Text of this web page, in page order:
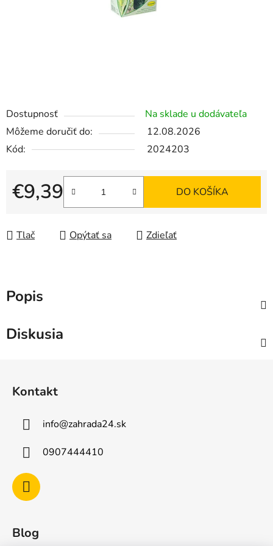
Dostupnosť
Na sklade u dodávateľa
Môžeme doručiť do:
12.08.2026
Kód:
2024203
€9,39
Jednotková cena:
DO KOŠÍKA
Tlač Opýtať sa Zdieľať
Popis
Diskusia
Kontakt
info@zahrada24.sk
0907444410
Blog